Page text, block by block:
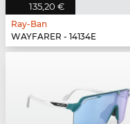
135,20 €
Ray-Ban
WAYFARER - 14134E